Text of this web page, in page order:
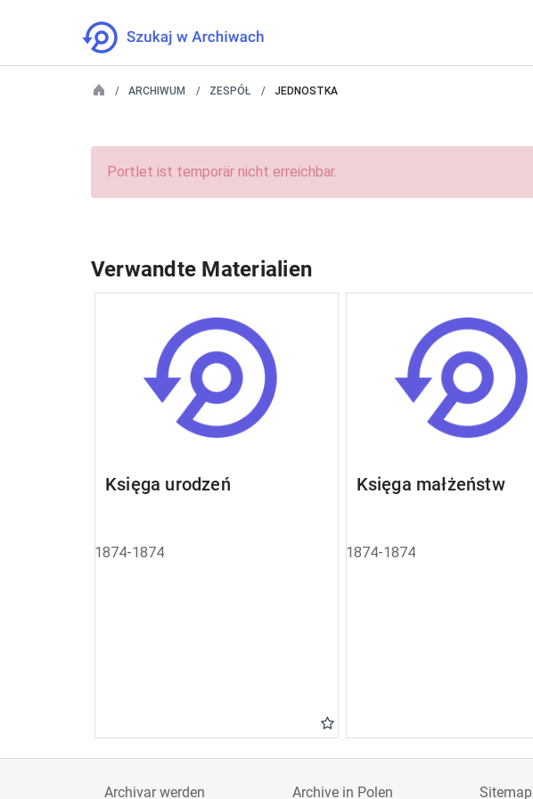
ARCHIWUM ZESPÓŁ JEDNOSTKA
Portlet ist temporär nicht erreichbar.
Verwandte Materialien
Księga urodzeń
1874-1874
Księga małżeństw
1874-1874
Archivar werden Archive in Polen Sitemap